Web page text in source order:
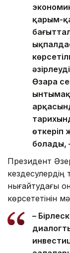
қарым-
Өзара
өткеріп
болады,
Президент
нығайтудағы
көрсететінін
–